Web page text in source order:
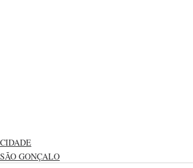
CIDADE
SÃO GONÇALO